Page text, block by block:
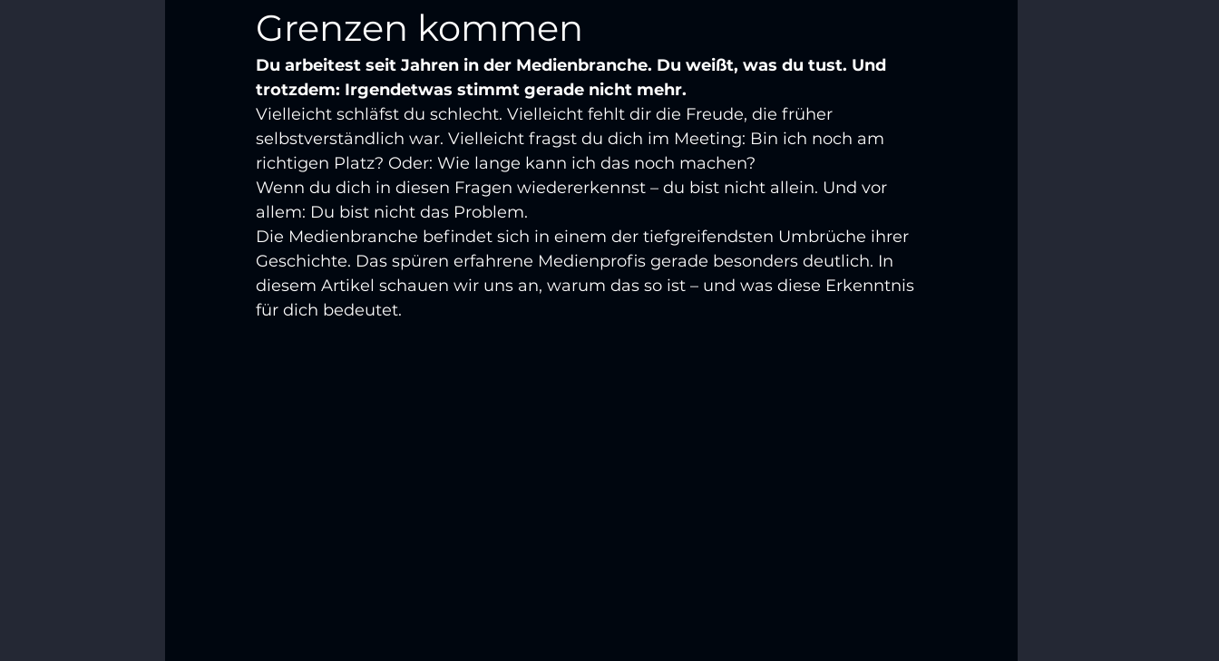
Grenzen kommen
Du arbeitest seit Jahren in der Medienbranche. Du weißt, was du tust. Und
trotzdem: Irgendetwas stimmt gerade nicht mehr.
Vielleicht schläfst du schlecht. Vielleicht fehlt dir die Freude, die früher
selbstverständlich war. Vielleicht fragst du dich im Meeting: Bin ich noch am
richtigen Platz? Oder: Wie lange kann ich das noch machen?
Wenn du dich in diesen Fragen wiedererkennst – du bist nicht allein. Und vor
allem: Du bist nicht das Problem.
Die Medienbranche befindet sich in einem der tiefgreifendsten Umbrüche ihrer
Geschichte. Das spüren erfahrene Medienprofis gerade besonders deutlich. In
diesem Artikel schauen wir uns an, warum das so ist – und was diese Erkenntnis
für dich bedeutet.